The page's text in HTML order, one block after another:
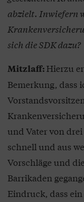
abzielt. Inwiefern
sich die SDK dazu?
Mitzlaff:Hierzu
Bemerkung, dass
und Vater von
schnell und aus
Vorschläge und
Barrikaden
Eindruck, dass